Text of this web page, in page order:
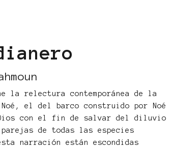
la relectura contemporánea de la
el del barco construido por Noé
con el fin de salvar del diluvio
de todas las especies
narración están escondidas